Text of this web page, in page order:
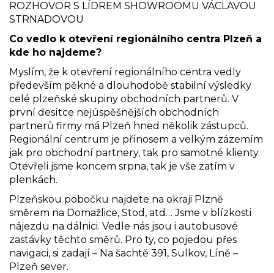
ROZHOVOR S LÍDREM SHOWROOMU VÁCLAVOU
STRNADOVOU
Co vedlo k otevření regionálního centra Plzeň a
kde ho najdeme?
Myslím, že k otevření regionálního centra vedly
především pěkné a dlouhodobě stabilní výsledky
celé plzeňské skupiny obchodních partnerů. V
první desítce nejúspěšnějších obchodních
partnerů firmy má Plzeň hned několik zástupců.
Regionální centrum je přínosem a velkým zázemím
jak pro obchodní partnery, tak pro samotné klienty.
Otevřeli jsme koncem srpna, tak je vše zatím v
plenkách.
Plzeňskou pobočku najdete na okraji Plzně
směrem na Domažlice, Stod, atd… Jsme v blízkosti
nájezdu na dálnici. Vedle nás jsou i autobusové
zastávky těchto směrů. Pro ty, co pojedou přes
navigaci, si zadají – Na šachtě 391, Sulkov, Líně –
Plzeň sever.